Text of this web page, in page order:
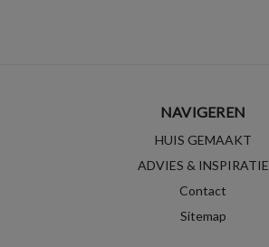
NAVIGEREN
HUIS GEMAAKT
ADVIES & INSPIRATIE
Contact
Sitemap